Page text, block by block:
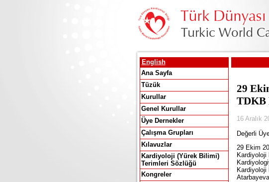
English
Ana Sayfa
Tüzük
Kurullar
Genel Kurullar
Üye Dernekler
Çalışma Grupları
Kılavuzlar
Kardiyoloji (Yürek Bilimi)
Terimleri Sözlüğü
Kongreler
29
TDKB
16 Aralık
Değerli
29 Ekim
Kardiyoloji
Kardiyoloji